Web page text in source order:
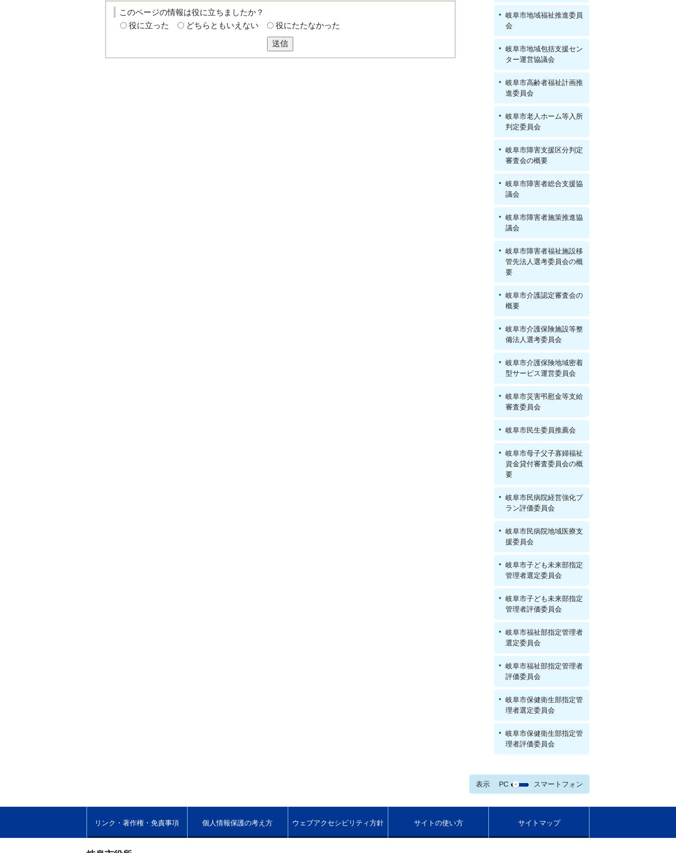
このページの情報は役に立ちましたか？
役に立った
どちらともいえない 役にたたなかった
送信
岐阜市地域福祉推進委員
会
岐阜市地域包括支援セン
ター運営協議会
岐阜市高齢者福祉計画推
進委員会
岐阜市老人ホーム等入所
判定委員会
岐阜市障害支援区分判定
審査会の概要
岐阜市障害者総合支援協
議会
岐阜市障害者施策推進協
議会
岐阜市障害者福祉施設移
管先法人選考委員会の概
要
岐阜市介護認定審査会の
概要
岐阜市介護保険施設等整
備法人選考委員会
岐阜市介護保険地域密着
型サービス運営委員会
岐阜市災害弔慰金等支給
審査委員会
岐阜市民生委員推薦会
岐阜市母子父子寡婦福祉
資金貸付審査委員会の概
要
岐阜市民病院経営強化プ
ラン評価委員会
岐阜市民病院地域医療支
援委員会
岐阜市子ども未来部指定
管理者選定委員会
岐阜市子ども未来部指定
管理者評価委員会
岐阜市福祉部指定管理者
選定委員会
岐阜市福祉部指定管理者
評価委員会
岐阜市保健衛生部指定管
理者選定委員会
岐阜市保健衛生部指定管
理者評価委員会
表示 PC スマートフォン
リンク・著作権・免責事項 個人情報保護の考え方 ウェブアクセシビリティ方針 サイトの使い方 サイトマップ